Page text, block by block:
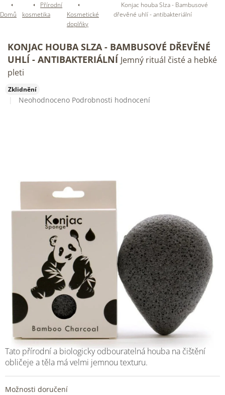
Domů
Přírodní
kosmetika
Kosmetické
doplňky
Konjac houba Slza - Bambusové
dřevěné uhlí - antibakteriální
KONJAC HOUBA SLZA - BAMBUSOVÉ DŘEVĚNÉ
UHLÍ - ANTIBAKTERIÁLNÍ Jemný rituál čisté a hebké
pleti
Zklidnění
Průměrné
Neohodnoceno Podrobnosti hodnocení
Možnosti doručení
Tato přírodní a biologicky odbouratelná houba na čištění
obličeje a těla má velmi jemnou texturu.